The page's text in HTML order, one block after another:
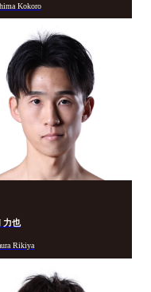
Kokoro
力也
Rikiya